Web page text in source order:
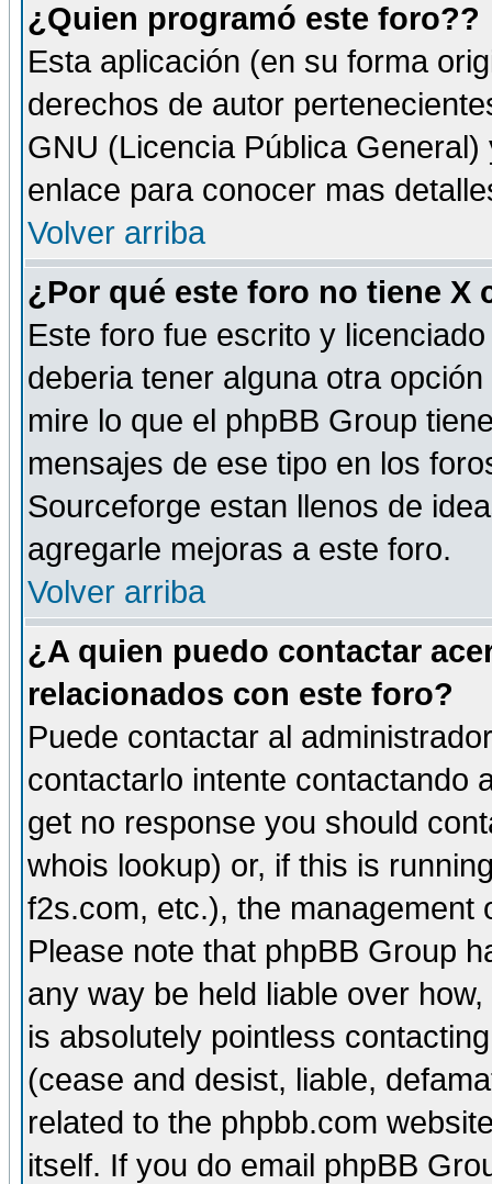
¿Quien programó este foro??
Esta aplicación (en su forma
derechos de autor
GNU (Licencia Pública
enlace para conocer mas
Volver arriba
¿Por qué este foro no tiene X
Este foro fue escrito y
deberia tener alguna otra
mire lo que el phpBB Group
mensajes de ese tipo en los
Sourceforge estan llenos de
agregarle mejoras a este foro.
Volver arriba
¿A quien puedo contactar
relacionados con este foro?
Puede contactar al
contactarlo intente contactando
get no response you should
whois lookup) or, if this is
f2s.com, etc.), the management
Please note that phpBB Group
any way be held liable over
is absolutely pointless
(cease and desist, liable,
related to the phpbb.com
itself. If you do email phpBB